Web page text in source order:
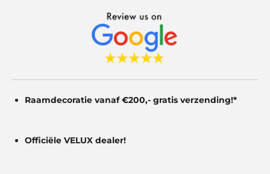
e
n
Raamdecoratie vanaf €200,- gratis verzending!*
Officiële VELUX dealer!